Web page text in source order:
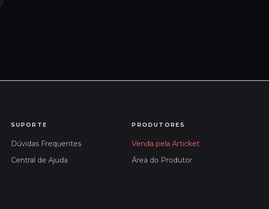
SUPORTE
Dúvidas Frequentes
Central de Ajuda
PRODUTORES
Venda pela Articket
Área do Produtor